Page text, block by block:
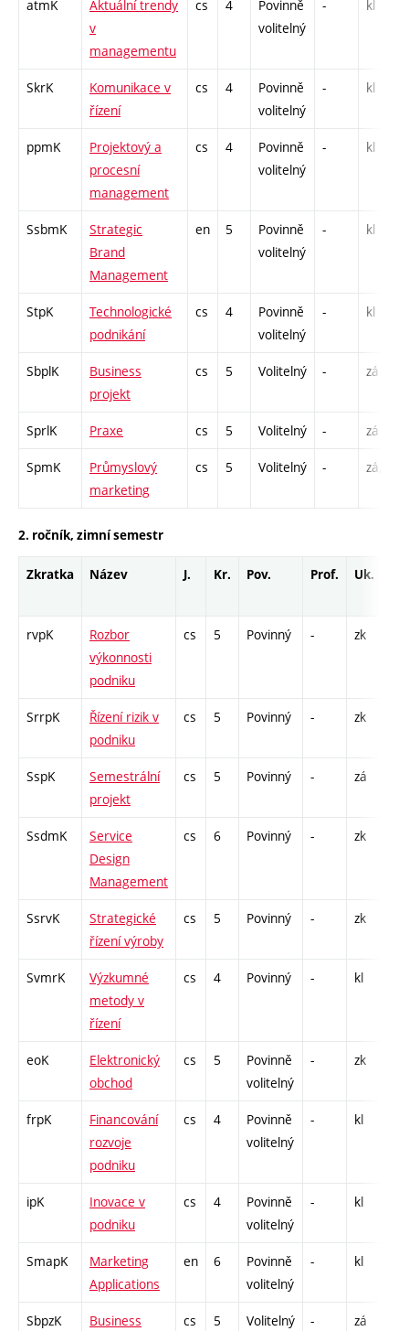
atmK
Aktuální trendy
v
managementu
cs 4
Povinně
volitelný
- kl
SkrK
Komunikace v
řízení
cs 4
Povinně
volitelný
- kl
ppmK
Projektový a
procesní
management
cs 4
Povinně
volitelný
- kl
SsbmK
Strategic
Brand
Management
en 5
Povinně
volitelný
- kl
StpK
Technologické
podnikání
cs 4
Povinně
volitelný
- kl
SbplK
Business
projekt
cs 5 Volitelný - zá
SprlK Praxe cs 5 Volitelný - zá
SpmK
Průmyslový
marketing
cs 5 Volitelný - zá,zk
2. ročník, zimní semestr
Zkratka Název J. Kr. Pov. Prof. Uk.
rvpK
Rozbor
výkonnosti
podniku
cs 5 Povinný - zk
SrrpK
Řízení rizik v
podniku
cs 5 Povinný - zk
SspK
Semestrální
projekt
cs 5 Povinný - zá
SsdmK
Service
Design
Management
cs 6 Povinný - zk
SsrvK
Strategické
řízení výroby
cs 5 Povinný - zk
SvmrK
Výzkumné
metody v
řízení
cs 4 Povinný - kl
eoK
Elektronický
obchod
cs 5
Povinně
volitelný
- zk
frpK
Financování
rozvoje
podniku
cs 4
Povinně
volitelný
- kl
ipK
Inovace v
podniku
cs 4
Povinně
volitelný
- kl
SmapK
Marketing
Applications
en 6
Povinně
volitelný
- kl
SbpzK
Business
cs 5 Volitelný - zá